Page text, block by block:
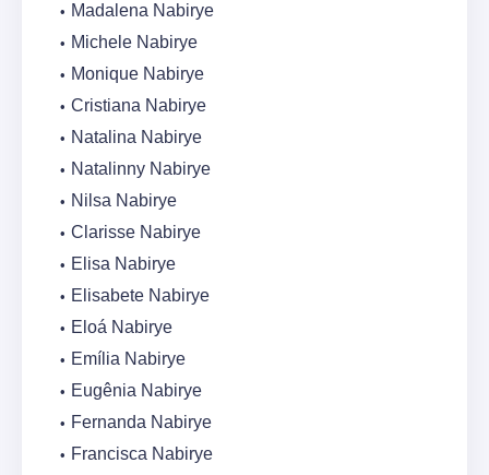
Madalena Nabirye
Michele Nabirye
Monique Nabirye
Cristiana Nabirye
Natalina Nabirye
Natalinny Nabirye
Nilsa Nabirye
Clarisse Nabirye
Elisa Nabirye
Elisabete Nabirye
Eloá Nabirye
Emília Nabirye
Eugênia Nabirye
Fernanda Nabirye
Francisca Nabirye